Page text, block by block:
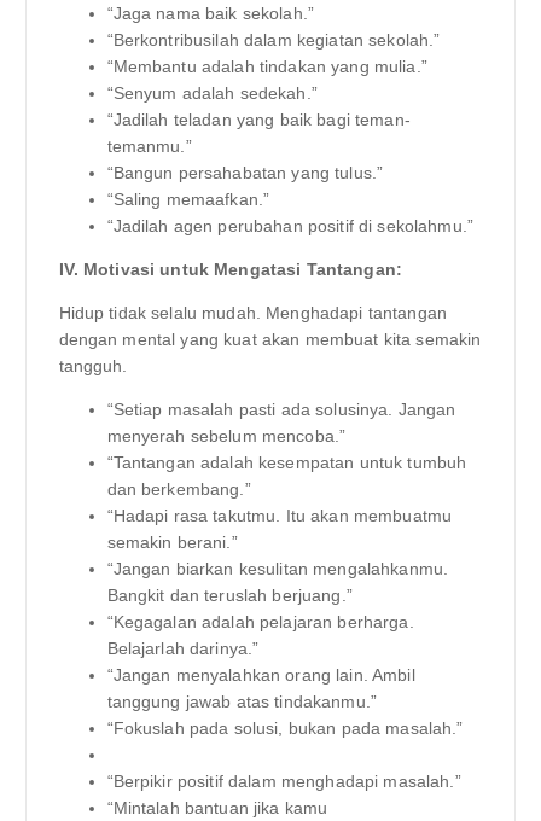
“Jaga nama baik sekolah.”
“Berkontribusilah dalam kegiatan sekolah.”
“Membantu adalah tindakan yang mulia.”
“Senyum adalah sedekah.”
“Jadilah teladan yang baik bagi teman-
temanmu.”
“Bangun persahabatan yang tulus.”
“Saling memaafkan.”
“Jadilah agen perubahan positif di sekolahmu.”
IV. Motivasi untuk Mengatasi Tantangan:
Hidup tidak selalu mudah. Menghadapi tantangan
dengan mental yang kuat akan membuat kita semakin
tangguh.
“Setiap masalah pasti ada solusinya. Jangan
menyerah sebelum mencoba.”
“Tantangan adalah kesempatan untuk tumbuh
dan berkembang.”
“Hadapi rasa takutmu. Itu akan membuatmu
semakin berani.”
“Jangan biarkan kesulitan mengalahkanmu.
Bangkit dan teruslah berjuang.”
“Kegagalan adalah pelajaran berharga.
Belajarlah darinya.”
“Jangan menyalahkan orang lain. Ambil
tanggung jawab atas tindakanmu.”
“Fokuslah pada solusi, bukan pada masalah.”
“Berpikir positif dalam menghadapi masalah.”
“Mintalah bantuan jika kamu